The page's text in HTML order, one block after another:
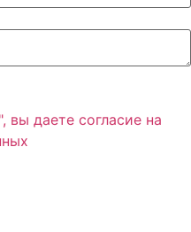
вы даете согласие на